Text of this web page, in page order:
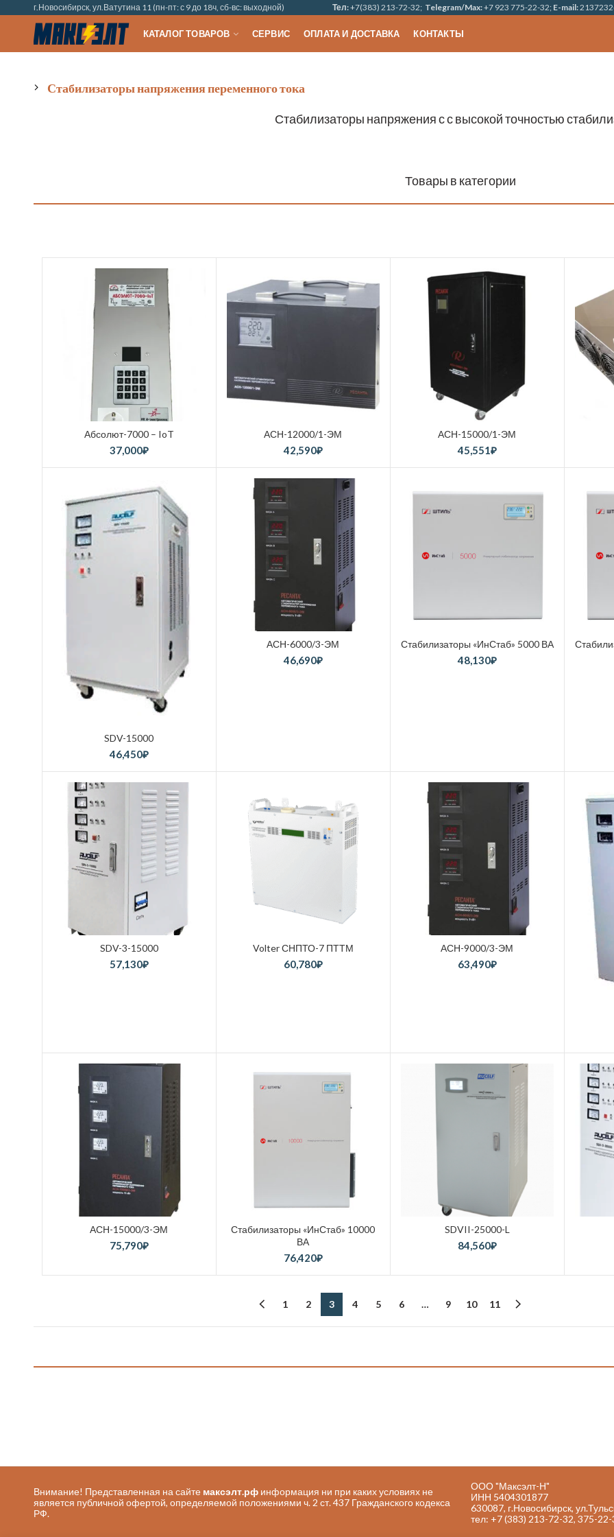
г.Новосибирск, ул.Ватутина 11 (пн-пт: с 9 до 18ч, сб-вс: выходной) Тел:+7(383) 213-72-32; Telegram/Max:+7 923 775-22-32; E-mail:
КАТАЛОГ ТОВАРОВ СЕРВИС ОПЛАТА И ДОСТАВКА КОНТАКТЫ
Стабилизаторы напряжения переменного тока
Стабилизаторы напряжения с с высокой точностью
Товары в категории
Абсолют-7000 – IoT
37,000₽
АСН-12000/1-ЭМ
42,590₽
АСН-15000/1-ЭМ
45,551₽
SDV-15000
46,450₽
АСН-6000/3-ЭМ
46,690₽
Стабилизаторы «ИнСтаб» 5000 ВА
48,130₽
SDV-3-15000
57,130₽
Volter СНПТО-7 ПТТМ
60,780₽
АСН-9000/3-ЭМ
63,490₽
АСН-15000/3-ЭМ
75,790₽
Стабилизаторы «ИнСтаб» 10000
ВА
76,420₽
SDVII-25000-L
84,560₽
1 2 3 4 5 6 … 9 10 11
Внимание! Представленная на сайте максэлт.рфинформация ни при каких условиях не
является публичной офертой, определяемой положениями ч. 2 ст. 437 Гражданского кодекса
РФ.
ООО "Максэлт-Н"
ИНН 5404301877
630087, г.Новосибирск,
тел: +7 (383) 213-72-32, 375-22-